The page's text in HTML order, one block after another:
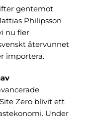
gentemot
Philipsson
nu fler
återvunnet
importera.
Zero blivit ett
Under